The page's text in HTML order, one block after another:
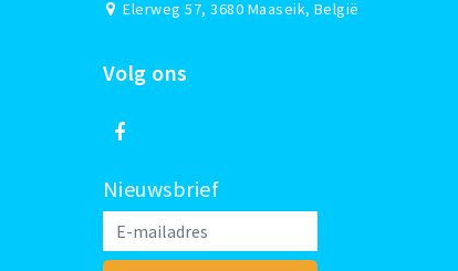
Elerweg 57, 3680 Maaseik, België
Volg ons
Nieuwsbrief